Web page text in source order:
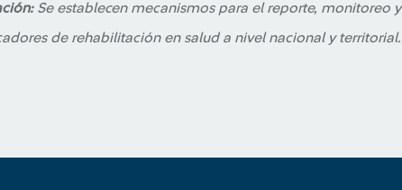
Se establecen mecanismos para el reporte, monitoreo y
de rehabilitación en salud a nivel nacional y territorial.